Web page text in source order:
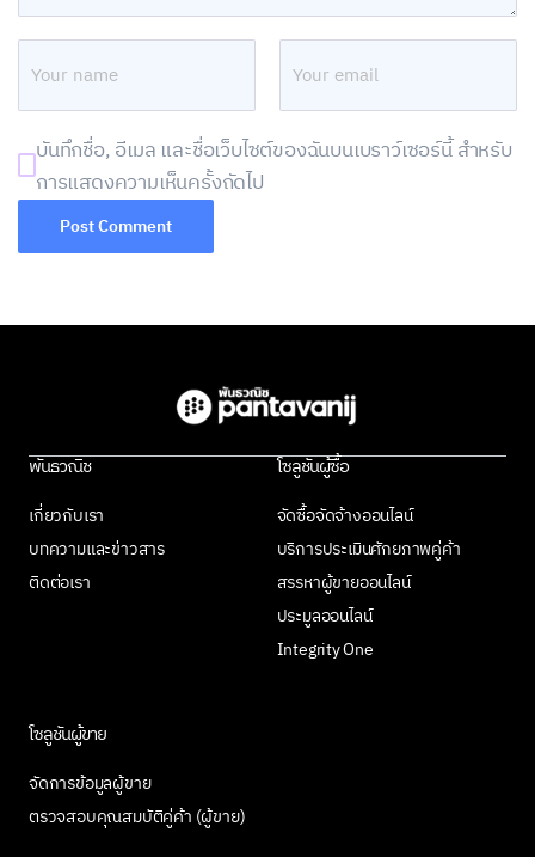
บันทึกชื่อ, อีเมล และชื่อเว็บไซต์ของฉันบนเบราว์เซอร์นี้ สำหรับ
การแสดงความเห็นครั้งถัดไป
พันธวณิช
เกี่ยวกับเรา
บทความและข่าวสาร
ติดต่อเรา
โซลูชันผู้ซื้อ
จัดซื้อจัดจ้างออนไลน์
บริการประเมินศักยภาพคู่ค้า
สรรหาผู้ขายออนไลน์
ประมูลออนไลน์
Integrity One
โซลูชันผู้ขาย
จัดการข้อมูลผู้ขาย
ตรวจสอบคุณสมบัติคู่ค้า (ผู้ขาย)